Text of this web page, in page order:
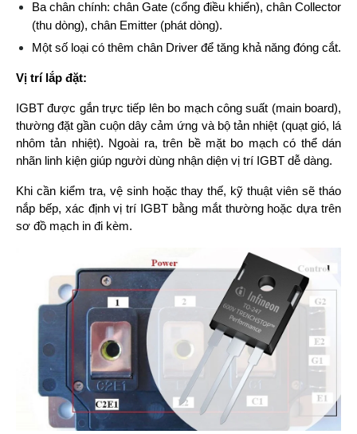
Ba chân chính: chân Gate (cổng điều khiển), chân Collector
(thu dòng), chân Emitter (phát dòng).
Một số loại có thêm chân Driver để tăng khả năng đóng cắt.
Vị trí lắp đặt:
IGBT được gắn trực tiếp lên bo mạch công suất (main board),
thường đặt gần cuộn dây cảm ứng và bộ tản nhiệt (quạt gió, lá
nhôm tản nhiệt). Ngoài ra, trên bề mặt bo mạch có thể dán
nhãn linh kiện giúp người dùng nhận diện vị trí IGBT dễ dàng.
Khi cần kiểm tra, vệ sinh hoặc thay thế, kỹ thuật viên sẽ tháo
nắp bếp, xác định vị trí IGBT bằng mắt thường hoặc dựa trên
sơ đồ mạch in đi kèm.